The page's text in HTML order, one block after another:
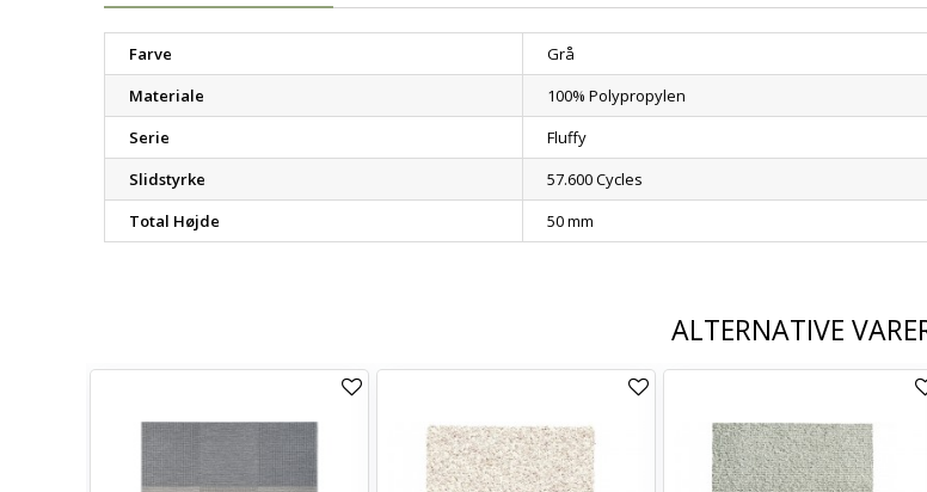
Farve
Grå
Materiale
100% Polypropylen
Serie
Fluffy
Slidstyrke
57.600 Cycles
Total Højde
50 mm
ALTERNATIVE